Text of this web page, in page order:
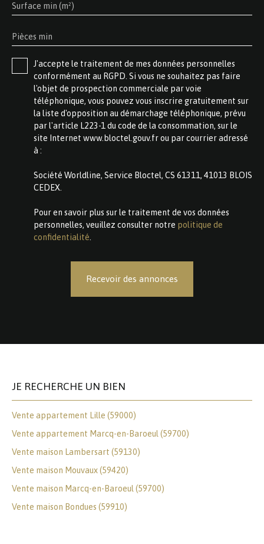
Surface min (m²)
Pièces min
J'accepte le traitement de mes données personnelles
conformément au RGPD. Si vous ne souhaitez pas faire
l'objet de prospection commerciale par voie
téléphonique, vous pouvez vous inscrire gratuitement sur
la liste d'opposition au démarchage téléphonique, prévu
par l'article L223-1 du code de la consommation, sur le
site Internet www.bloctel.gouv.fr ou par courrier adressé
à :
Société Worldline, Service Bloctel, CS 61311, 41013 BLOIS
CEDEX.
Pour en savoir plus sur le traitement de vos données
personnelles, veuillez consulter notre politique de
confidentialité
Recevoir des annonces
JE RECHERCHE UN BIEN
Vente appartement Lille (59000)
Vente appartement Marcq-en-Baroeul (59700)
Vente maison Lambersart (59130)
Vente maison Mouvaux (59420)
Vente maison Marcq-en-Baroeul (59700)
Vente maison Bondues (59910)